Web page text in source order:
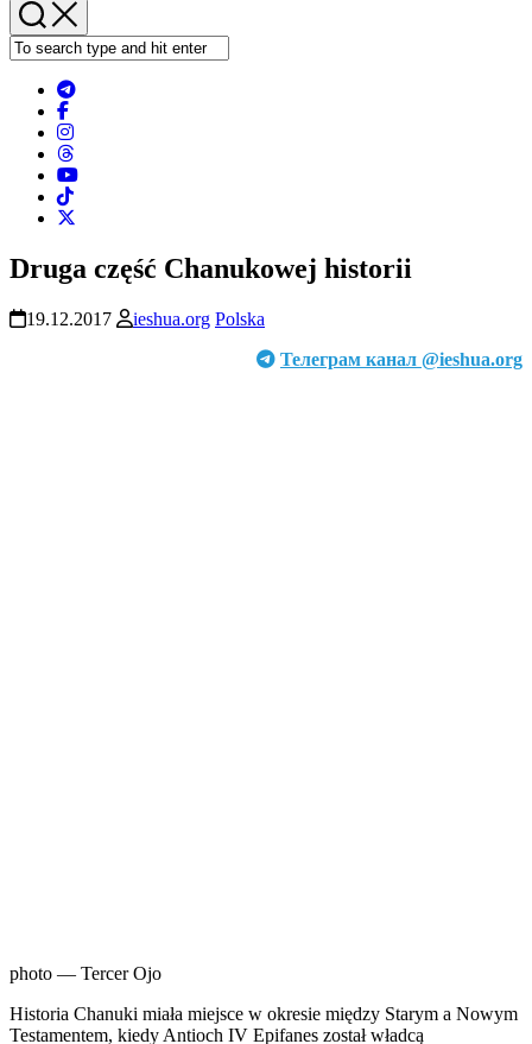
Druga część Chanukowej historii
19.12.2017 ieshua.org Polska
Телеграм канал @ieshua.org
photo — Tercer Ojo
Historia Chanuki miała miejsce w okresie między Starym a Nowym
Testamentem, kiedy Antioch IV Epifanes został władcą